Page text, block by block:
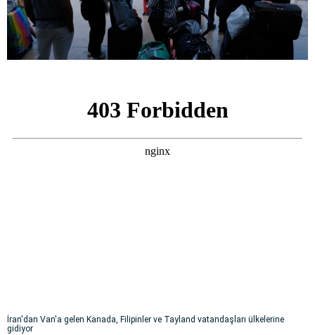
İran'dan Van'a gelen Kanada, Filipinler ve Tayland vatandaşları ülkelerine
gidiyor